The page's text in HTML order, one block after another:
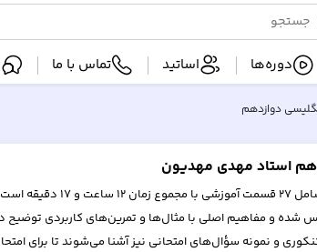
دوره‌ها اساتید تماس با ما
دوازدهم
استاد مهدی مهدیون
دوره زبان انگلیسی
و مفاهیم اصلی با مثال‌ها و تمرین‌های کاربردی توضیح
و نمونه سؤال‌های امتحانی نیز آشنا می‌شوند تا برای